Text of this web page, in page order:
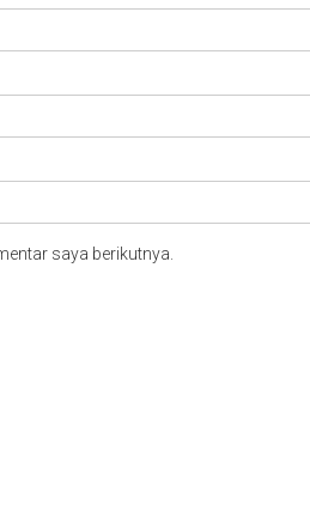
saya berikutnya.